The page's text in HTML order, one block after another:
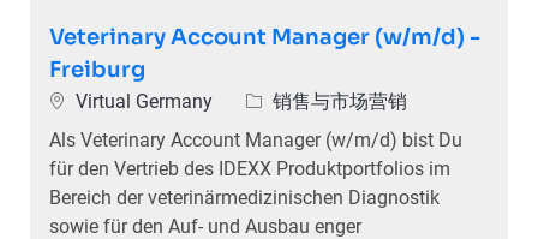
Veterinary Account Manager (w/m/d) -
Freiburg
位置Virtual Germany 类别销售与市场营销
Als Veterinary Account Manager (w/m/d) bist Du
für den Vertrieb des IDEXX Produktportfolios im
Bereich der veterinärmedizinischen Diagnostik
sowie für den Auf- und Ausbau enger